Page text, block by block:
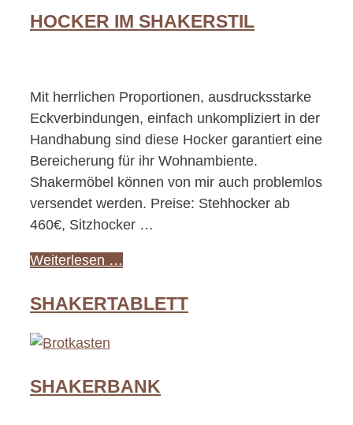
HOCKER IM SHAKERSTIL
Mit herrlichen Proportionen, ausdrucksstarke
Eckverbindungen, einfach unkompliziert in der
Handhabung sind diese Hocker garantiert eine
Bereicherung für ihr Wohnambiente.
Shakermöbel können von mir auch problemlos
versendet werden. Preise: Stehhocker ab
460€, Sitzhocker …
Weiterlesen …
SHAKERTABLETT
SHAKERBANK